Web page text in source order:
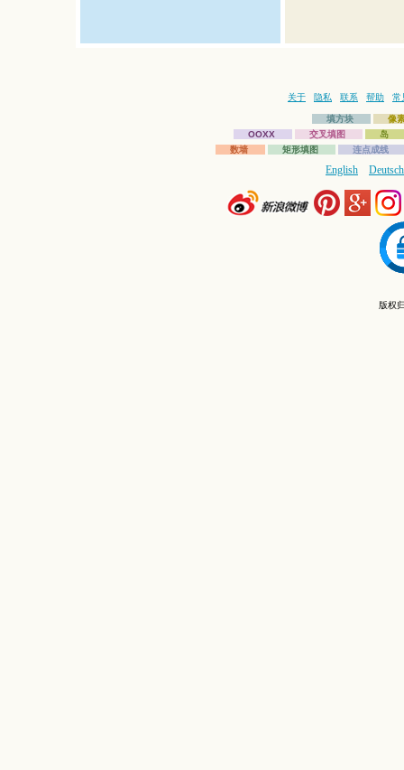
关于 隐私 联系 帮助 常
填方块
像
OOXX
交叉填图
岛
数墙
矩形填图 连点成线
English Deutsch
版权